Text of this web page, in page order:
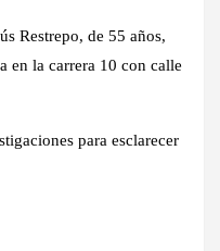
Restrepo, de 55 años,
en la carrera 10 con calle
para esclarecer